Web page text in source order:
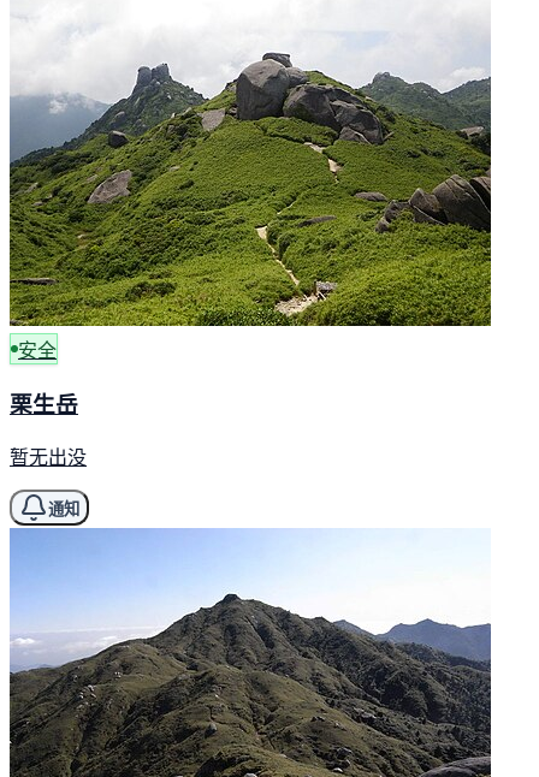
安全
栗生岳
暂无出没
通知